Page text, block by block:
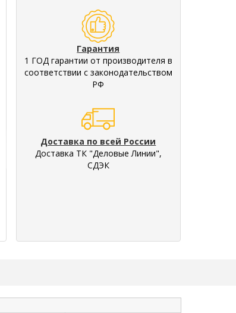
Гарантия
1 ГОД гарантии от производителя в
соответствии с законодательством
РФ
Доставка по всей России
Доставка ТК "Деловые Линии",
СДЭК